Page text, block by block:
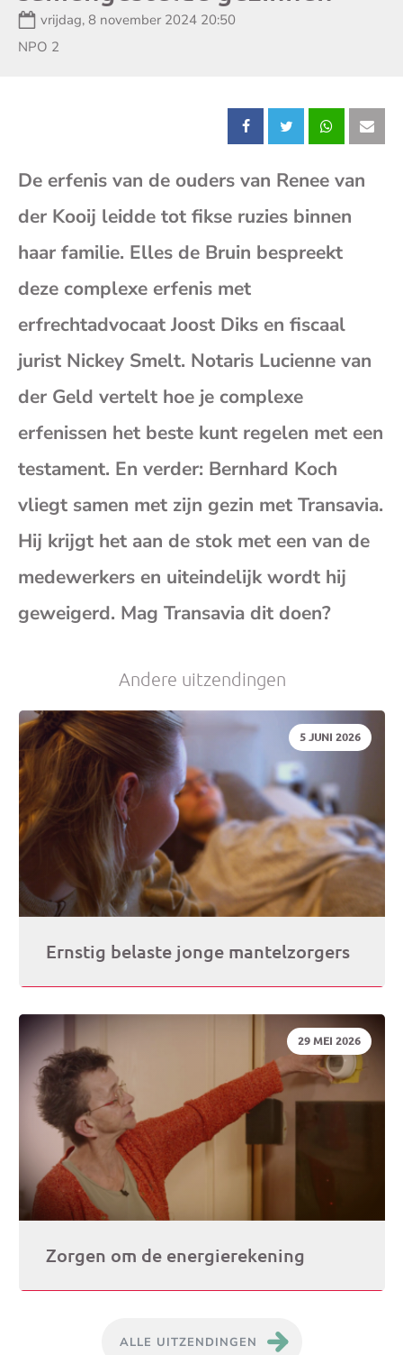
Datum:
vrijdag, 8 november 2024 20:50
Zender:
NPO 2
Deel
dit
bericht
op
Facebook
Deel
dit
bericht
X
Deel
dit
bericht
De erfenis van de ouders van Renee van
der Kooij leidde tot fikse ruzies binnen
haar familie. Elles de Bruin bespreekt
deze complexe erfenis met
erfrechtadvocaat Joost Diks en fiscaal
jurist Nickey Smelt. Notaris Lucienne van
der Geld vertelt hoe je complexe
erfenissen het beste kunt regelen met een
testament. En verder: Bernhard Koch
vliegt samen met zijn gezin met Transavia.
Hij krijgt het aan de stok met een van de
medewerkers en uiteindelijk wordt hij
geweigerd. Mag Transavia dit doen?
Andere uitzendingen
DATUM:
5 JUNI 2026
Ernstig belaste jonge mantelzorgers
DATUM:
29 MEI 2026
Zorgen om de energierekening
ALLE UITZENDINGEN